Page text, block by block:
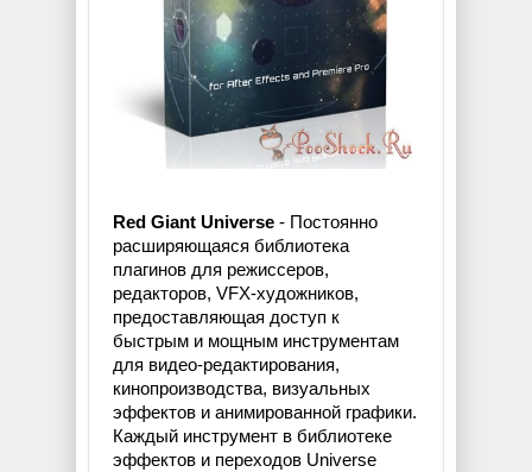
Red Giant Universe - Постоянно
расширяющаяся библиотека
плагинов для режиссеров,
редакторов, VFX-художников,
предоставляющая доступ к
быстрым и мощным инструментам
для видео-редактирования,
кинопроизводства, визуальных
эффектов и анимированной графики.
Каждый инструмент в библиотеке
эффектов и переходов Universe